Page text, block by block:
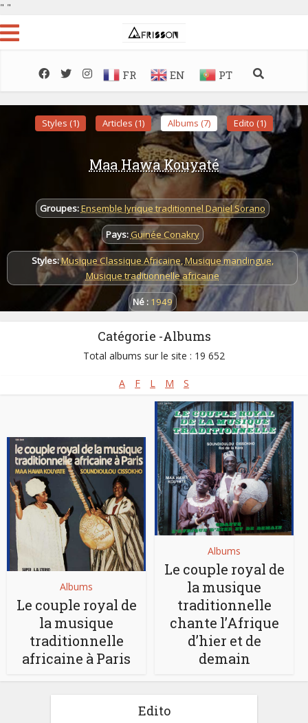
" "
FR EN PT
Styles (1) Articles (1) Albums (7) Edito (1)
Maa Hawa Kouyaté
Groupes:Ensemble lyrique traditionnel Daniel Sorano
Pays:Guinée Conakry
Styles:Musique Classique Africaine,Musique mandingue,
Musique traditionnelle africaine
Né : 1949
Catégorie -Albums
Total albums sur le site : 19 652
A F L M S
Albums
Le couple royal de
la musique
traditionnelle
africaine à Paris
Albums
Le couple royal de
la musique
traditionnelle
chante l’Afrique
d’hier et de
demain
Edito